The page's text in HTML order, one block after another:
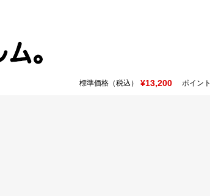
標準価格（税込） ¥13,200 ポイント